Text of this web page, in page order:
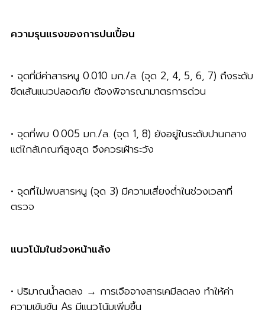
ความรุนแรงของการปนเปื้อน
• จุดที่มีค่าสารหนู 0.010 มก./ล. (จุด 2, 4, 5, 6, 7) ถึงระดับ
ขีดเส้นแนวปลอดภัย ต้องพิจารณามาตรการด่วน
• จุดที่พบ 0.005 มก./ล. (จุด 1, 8) ยังอยู่ในระดับปานกลาง
แต่ใกล้เกณฑ์สูงสุด จึงควรเฝ้าระวัง
• จุดที่ไม่พบสารหนู (จุด 3) มีความเสี่ยงต่ำในช่วงเวลาที่
ตรวจ
แนวโน้มในช่วงหน้าแล้ง
• ปริมาณน้ำลดลง → การเจือจางสารเคมีลดลง ทำให้ค่า
ความเข้มข้น As มีแนวโน้มเพิ่มขึ้น